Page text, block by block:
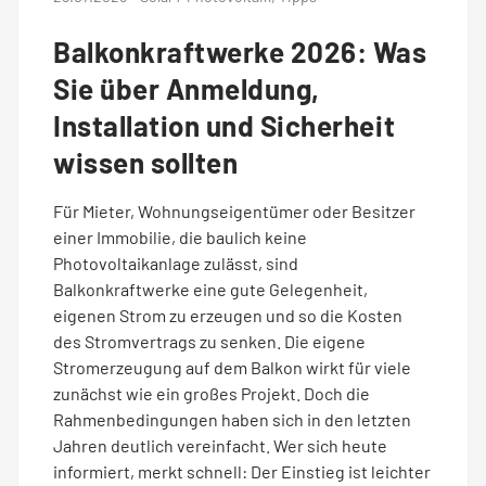
Solar Fix Strom
Ladelösungen für Mehrparteienhäuser
Ladestation finden
Ladestation vorschlagen
Um- und Einzug
Die Mark-E App
Services via WhatsApp
Vertrag kündigen
BERATUNG
Hilfecenter FAQ
Balkonkraftwerke 2026: Was
Sie über Anmeldung,
Installation und Sicherheit
wissen sollten
Für Mieter, Wohnungseigentümer oder Besitzer
einer Immobilie, die baulich keine
Photovoltaikanlage zulässt, sind
Balkonkraftwerke eine gute Gelegenheit,
eigenen Strom zu erzeugen und so die Kosten
des Stromvertrags zu senken. Die eigene
Stromerzeugung auf dem Balkon wirkt für viele
zunächst wie ein großes Projekt. Doch die
Rahmenbedingungen haben sich in den letzten
Jahren deutlich vereinfacht. Wer sich heute
informiert, merkt schnell: Der Einstieg ist leichter